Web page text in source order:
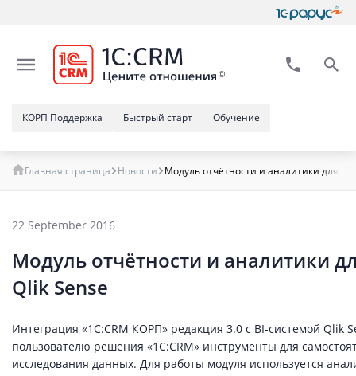
Обучение
Быстрый старт
КОРП Поддержка
Главная страница Новости Модуль отчётности и аналитики для
22 September 2016
Модуль отчётности и аналитики
Qlik Sense
Интеграция «1С:CRM КОРП» редакция 3.0 с BI-системой Qlik
пользователю решения «1С:CRM» инструменты для
исследования данных. Для работы модуля используется